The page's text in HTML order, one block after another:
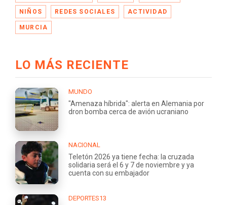
NIÑOS REDES SOCIALES ACTIVIDAD
MURCIA
LO MÁS RECIENTE
MUNDO
"Amenaza híbrida": alerta en Alemania por
dron bomba cerca de avión ucraniano
NACIONAL
Teletón 2026 ya tiene fecha: la cruzada
solidaria será el 6 y 7 de noviembre y ya
cuenta con su embajador
DEPORTES13